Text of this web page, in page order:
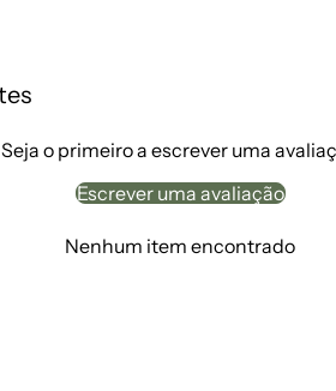
Seja o primeiro a escrever uma
Escrever uma avaliação
Nenhum item encontrado